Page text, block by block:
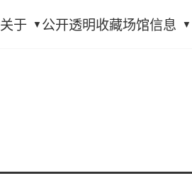
关于 公开透明收藏场馆信息